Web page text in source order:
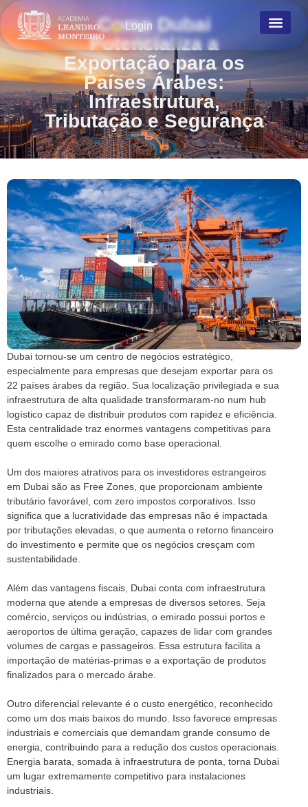
Login
Como Dubai
Potencializa a
Exportação para os
Países Árabes:
Infraestrutura,
Tributação e Segurança
Dubai tornou-se um centro de negócios estratégico,
especialmente para empresas que desejam exportar para os
22 países árabes da região. Sua localização privilegiada e sua
infraestrutura de alta qualidade transformaram-no num hub
logístico capaz de distribuir produtos com rapidez e eficiência.
Esta centralidade traz enormes vantagens competitivas para
quem escolhe o emirado como base operacional.
Um dos maiores atrativos para os investidores estrangeiros
em Dubai são as Free Zones, que proporcionam ambiente
tributário favorável, com zero impostos corporativos. Isso
significa que a lucratividade das empresas não é impactada
por tributações elevadas, o que aumenta o retorno financeiro
do investimento e permite que os negócios cresçam com
sustentabilidade.
Além das vantagens fiscais, Dubai conta com infraestrutura
moderna que atende a empresas de diversos setores. Seja
comércio, serviços ou indústrias, o emirado possui portos e
aeroportos de última geração, capazes de lidar com grandes
volumes de cargas e passageiros. Essa estrutura facilita a
importação de matérias-primas e a exportação de produtos
finalizados para o mercado árabe.
Outro diferencial relevante é o custo energético, reconhecido
como um dos mais baixos do mundo. Isso favorece empresas
industriais e comerciais que demandam grande consumo de
energia, contribuindo para a redução dos custos operacionais.
Energia barata, somada à infraestrutura de ponta, torna Dubai
um lugar extremamente competitivo para instalaciones
industriais.